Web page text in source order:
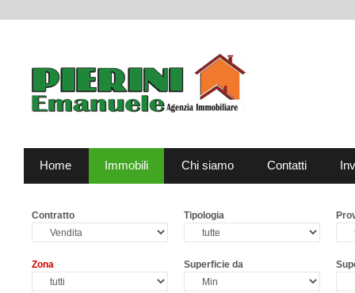
Home Immobili Chi siamo Contatti
Contratto Tipologia
Zona Superficie da